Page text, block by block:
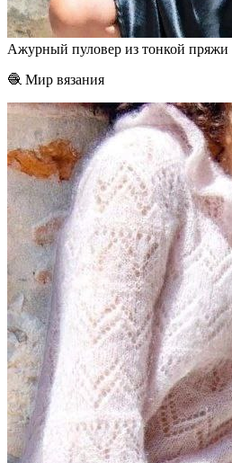
Ажурный пуловер из тонкой пряжи
🧶 Мир вязания